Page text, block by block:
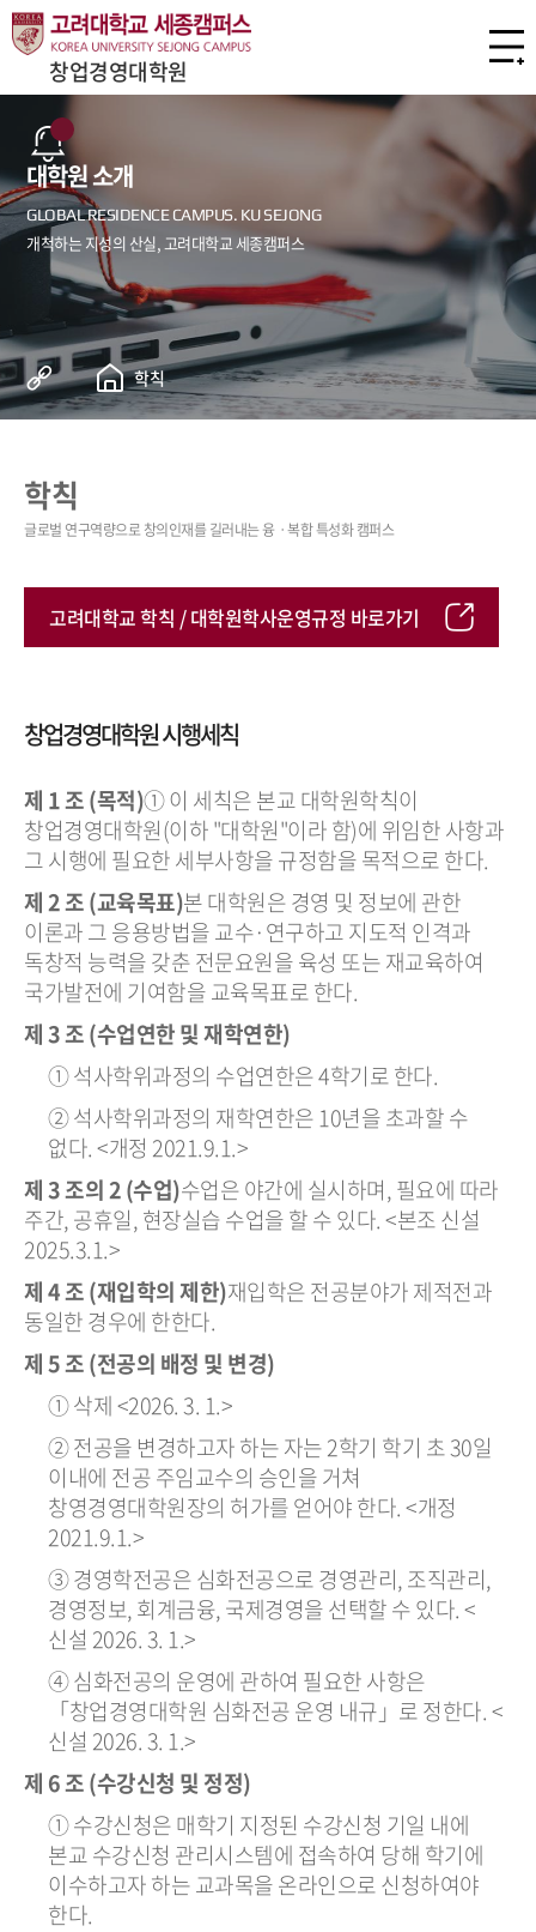
창업경영대학원
대학원 소개
학칙
학칙
고려대학교 학칙 / 대학원학사운영규정 바로가기
창업경영대학원 시행세칙
제 1 조 (목적)① 이 세칙은 본교 대학원학칙이
창업경영대학원(이하 "대학원"이라 함)에 위임한 사항과
그 시행에 필요한 세부사항을 규정함을 목적으로 한다.
제 2 조 (교육목표)본 대학원은 경영 및 정보에 관한
이론과 그 응용방법을 교수·연구하고 지도적 인격과
독창적 능력을 갖춘 전문요원을 육성 또는 재교육하여
국가발전에 기여함을 교육목표로 한다.
제 3 조 (수업연한 및 재학연한)
① 석사학위과정의 수업연한은 4학기로 한다.
② 석사학위과정의 재학연한은 10년을 초과할 수
없다. <개정 2021.9.1.>
제 3 조의 2 (수업)수업은 야간에 실시하며, 필요에 따라
주간, 공휴일, 현장실습 수업을 할 수 있다. <본조 신설
2025.3.1.>
제 4 조 (재입학의 제한)재입학은 전공분야가 제적전과
동일한 경우에 한한다.
제 5 조 (전공의 배정 및 변경)
① 삭제 <2026. 3. 1.>
② 전공을 변경하고자 하는 자는 2학기 학기 초 30일
이내에 전공 주임교수의 승인을 거쳐
창영경영대학원장의 허가를 얻어야 한다. <개정
2021.9.1.>
③ 경영학전공은 심화전공으로 경영관리, 조직관리,
경영정보, 회계금융, 국제경영을 선택할 수 있다. <
신설 2026. 3. 1.>
④ 심화전공의 운영에 관하여 필요한 사항은
「창업경영대학원 심화전공 운영 내규」로 정한다. <
신설 2026. 3. 1.>
제 6 조 (수강신청 및 정정)
① 수강신청은 매학기 지정된 수강신청 기일 내에
본교 수강신청 관리시스템에 접속하여 당해 학기에
이수하고자 하는 교과목을 온라인으로 신청하여야
한다.